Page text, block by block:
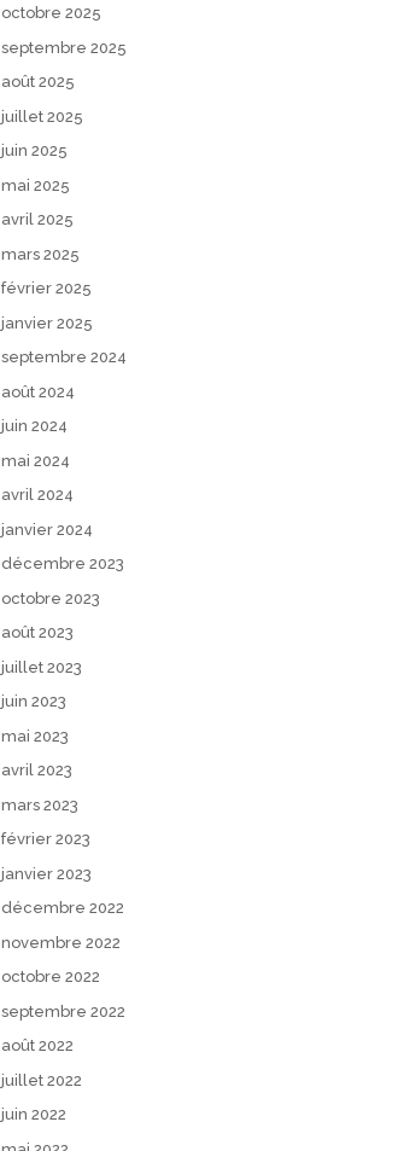
octobre 2025
septembre 2025
août 2025
juillet 2025
juin 2025
mai 2025
avril 2025
mars 2025
février 2025
janvier 2025
septembre 2024
août 2024
juin 2024
mai 2024
avril 2024
janvier 2024
décembre 2023
octobre 2023
août 2023
juillet 2023
juin 2023
mai 2023
avril 2023
mars 2023
février 2023
janvier 2023
décembre 2022
novembre 2022
octobre 2022
septembre 2022
août 2022
juillet 2022
juin 2022